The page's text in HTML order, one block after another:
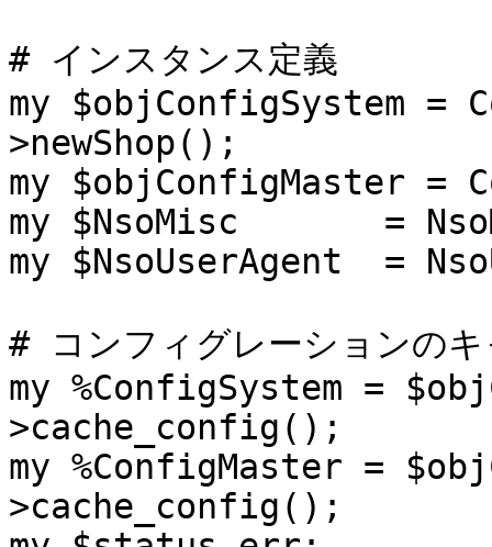
# インスタンス定義
my $objConfigSystem =
>newShop();
my $objConfigMaster =
my $NsoMisc       =
my $NsoUserAgent  =
# コンフィグレーションの
my %ConfigSystem =
>cache_config();
my %ConfigMaster =
>cache_config();